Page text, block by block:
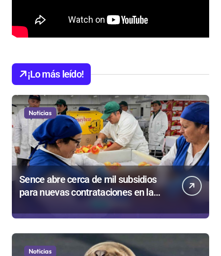
¡Lo más leído!
Noticias
Sence abre cerca de mil subsidios
para nuevas contrataciones en la
Noticias